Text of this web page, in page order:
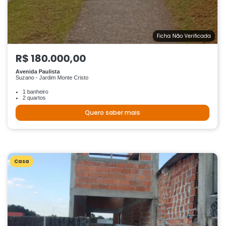
Ficha Não Verificada
R$ 180.000,00
Avenida Paulista
Suzano - Jardim Monte Cristo
1 banheiro
2 quartos
Quero saber mais
Casa